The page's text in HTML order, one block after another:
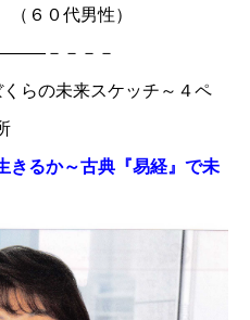
６０代男性）
－－－－
らの未来スケッチ～４ペ
きるか～古典『易経』で未